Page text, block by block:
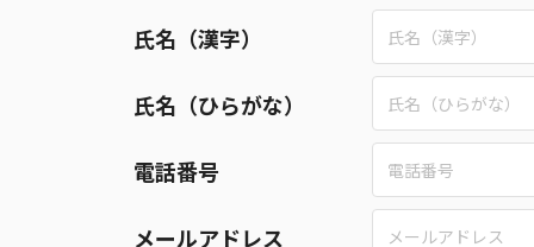
氏名（漢字）
氏名（ひらがな）
電話番号
メールアドレス